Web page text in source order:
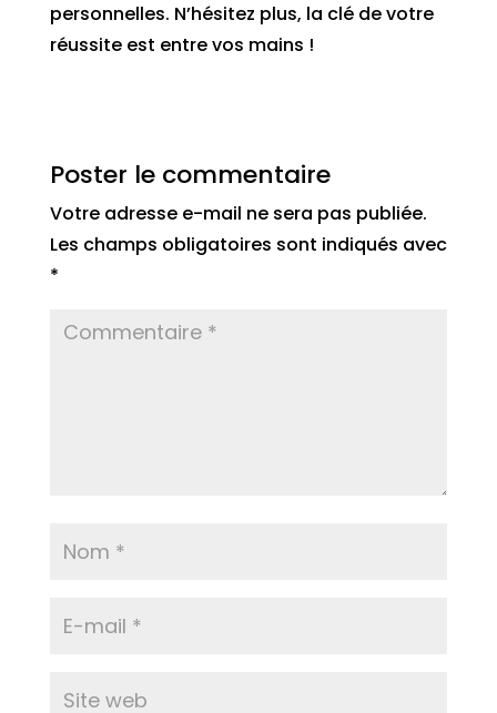
personnelles. N’hésitez plus, la clé de votre
réussite est entre vos mains !
Poster le commentaire
Votre adresse e-mail ne sera pas publiée.
Les champs obligatoires sont indiqués avec
*